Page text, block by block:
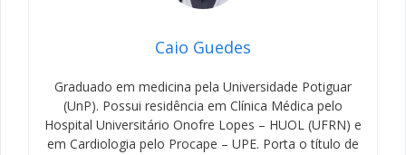
Caio Guedes
Graduado em medicina pela Universidade Potiguar
(UnP). Possui residência em Clínica Médica pelo
Hospital Universitário Onofre Lopes – HUOL (UFRN) e
em Cardiologia pelo Procape – UPE. Porta o título de